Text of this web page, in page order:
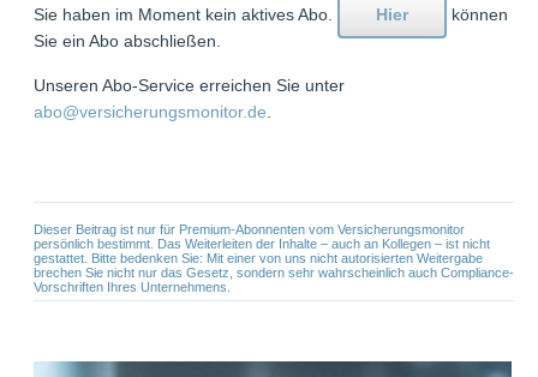
Sie haben im Moment kein aktives Abo.
Hier
können
Sie ein Abo abschließen.
Unseren Abo-Service erreichen Sie unter
abo@versicherungsmonitor.de
Dieser Beitrag ist nur für Premium-Abonnenten vom Versicherungsmonitor
persönlich bestimmt. Das Weiterleiten der Inhalte – auch an Kollegen – ist nicht
gestattet. Bitte bedenken Sie: Mit einer von uns nicht autorisierten Weitergabe
brechen Sie nicht nur das Gesetz, sondern sehr wahrscheinlich auch Compliance-
Vorschriften Ihres Unternehmens.